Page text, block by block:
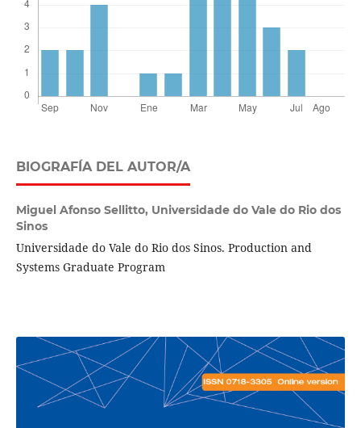
BIOGRAFÍA DEL AUTOR/A
Miguel Afonso Sellitto, Universidade do Vale do Rio dos
Sinos
Universidade do Vale do Rio dos Sinos. Production and
Systems Graduate Program